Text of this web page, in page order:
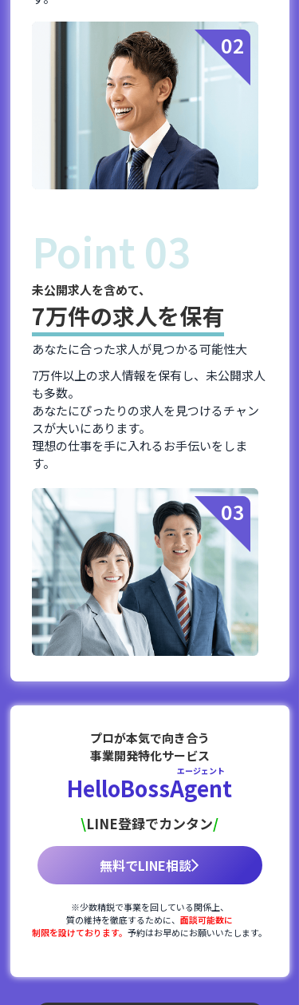
02
Point 03
未公開求人を含めて、
7万件の求人を保有
あなたに合った求人が見つかる可能性大
7万件以上の求人情報を保有し、未公開求人
も多数。
あなたにぴったりの求人を見つけるチャン
スが大いにあります。
理想の仕事を手に入れるお手伝いをしま
す。
03
プロが本気で向き合う
事業開発特化サービス
HelloBossAgent
エージェント
\LINE登録でカンタン/
無料でLINE相談
※少数精鋭で事業を回している関係上、
質の維持を徹底するために、 面談可能数に
制限を設けております。 予約はお早めにお願いいたします。